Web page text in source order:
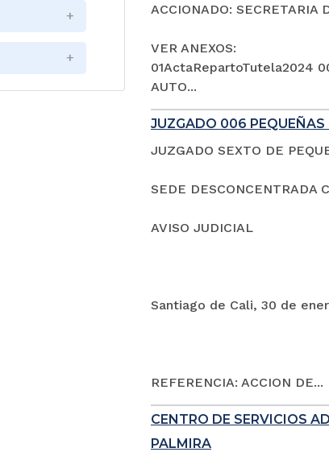
ACCIONADO: SECRETARIA
VER ANEXOS:
01ActaRepartoTutela2024
AUTO...
JUZGADO 006 PEQUEÑAS
JUZGADO SEXTO DE
SEDE DESCONCENTRADA
AVISO JUDICIAL
Santiago de Cali, 30 de
REFERENCIA: ACCION DE...
CENTRO DE SERVICIOS
PALMIRA